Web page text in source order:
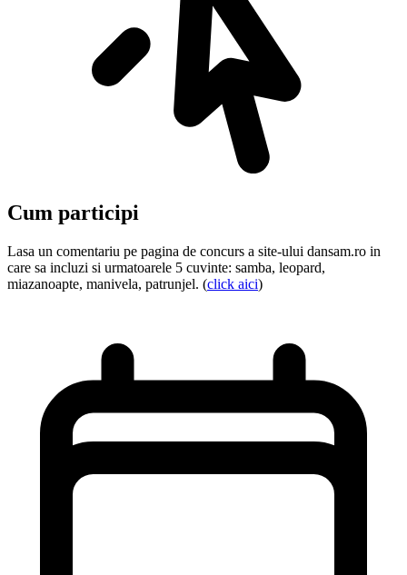
Cum participi
Lasa un comentariu pe pagina de concurs a site-ului dansam.ro in
care sa incluzi si urmatoarele 5 cuvinte: samba, leopard,
miazanoapte, manivela, patrunjel. (click aici)